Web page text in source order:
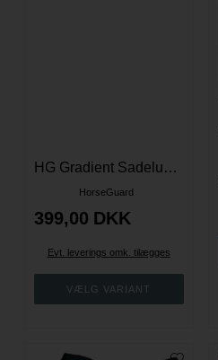
HG Gradient Sadelunderlag - Kombineret
HorseGuard
399,00 DKK
Evt. leverings omk. tilægges